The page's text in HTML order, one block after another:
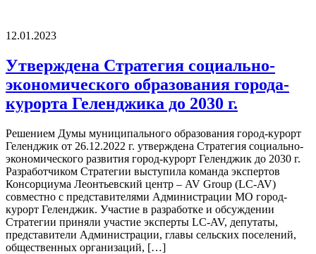
12.01.2023
Утверждена Стратегия социально-
экономического образования города-
курорта Геленджика до 2030 г.
Решением Думы муниципального образования город-курорт
Геленджик от 26.12.2022 г. утверждена Стратегия социально-
экономического развития город-курорт Геленджик до 2030 г.
Разработчиком Стратегии выступила команда экспертов
Консорциума Леонтьевский центр – AV Group (LC-AV)
совместно с представителями Администрации МО город-
курорт Геленджик. Участие в разработке и обсуждении
Стратегии приняли участие эксперты LC-AV, депутаты,
представители Администрации, главы сельских поселений,
общественных организаций, […]